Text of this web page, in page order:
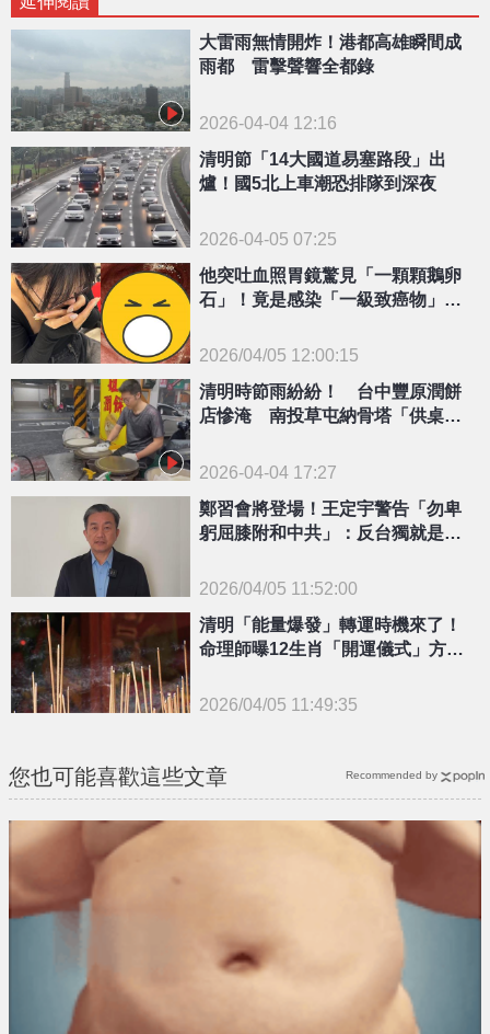
大雷雨無情開炸！港都高雄瞬間成
雨都 雷擊聲響全都錄
2026-04-04 12:16
清明節「14大國道易塞路段」出
爐！國5北上車潮恐排隊到深夜
2026-04-05 07:25
{PLAYICON}
他突吐血照胃鏡驚見「一顆顆鵝卵
石」！竟是感染「一級致癌物」最
2026/04/05 12:00:15
清明時節雨紛紛！ 台中豐原潤餅
店慘淹 南投草屯納骨塔「供桌濕
2026-04-04 17:27
{PLAYICON}
鄭習會將登場！王定宇警告「勿卑
躬屈膝附和中共」：反台獨就是反
2026/04/05 11:52:00
清明「能量爆發」轉運時機來了！
命理師曝12生肖「開運儀式」方法
2026/04/05 11:49:35
您也可能喜歡這些文章 Recommended by